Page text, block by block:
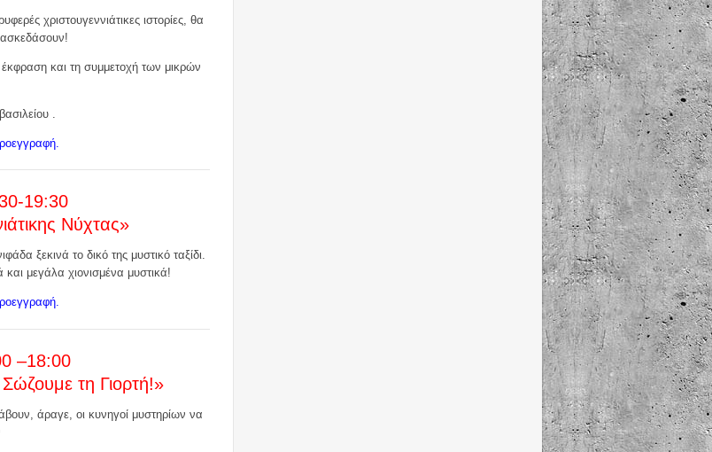
χριστουγεννιάτικες ιστορίες, θα
και τη συμμετοχή των μικρών
.
19:30
Νύχτας»
ξεκινά το δικό της μυστικό ταξίδι.
μεγάλα χιονισμένα μυστικά!
–18:00
τη Γιορτή!»
άραγε, οι κυνηγοί μυστηρίων να